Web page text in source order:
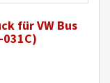
für VW Bus